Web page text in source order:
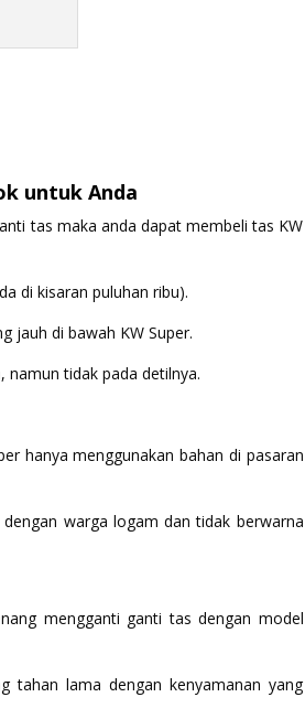
untuk Anda
tas maka anda dapat membeli tas KW
di kisaran puluhan ribu).
jauh di bawah KW Super.
namun tidak pada detilnya.
hanya menggunakan bahan di pasaran
warga logam dan tidak berwarna
mengganti ganti tas dengan model
tahan lama dengan kenyamanan yang